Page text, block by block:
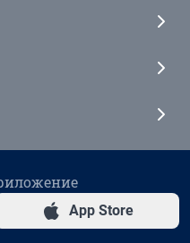
App Store